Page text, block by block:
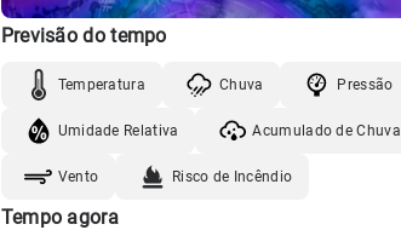
Previsão do tempo
Temperatura Chuva Pressão
Umidade Relativa Acumulado de Chuva
Vento Risco de Incêndio
Tempo agora